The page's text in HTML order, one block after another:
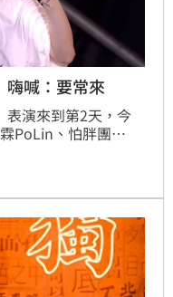
喊：要常來
表演來到第2天，今
PoLin、怕胖團
。首度來到將軍吼